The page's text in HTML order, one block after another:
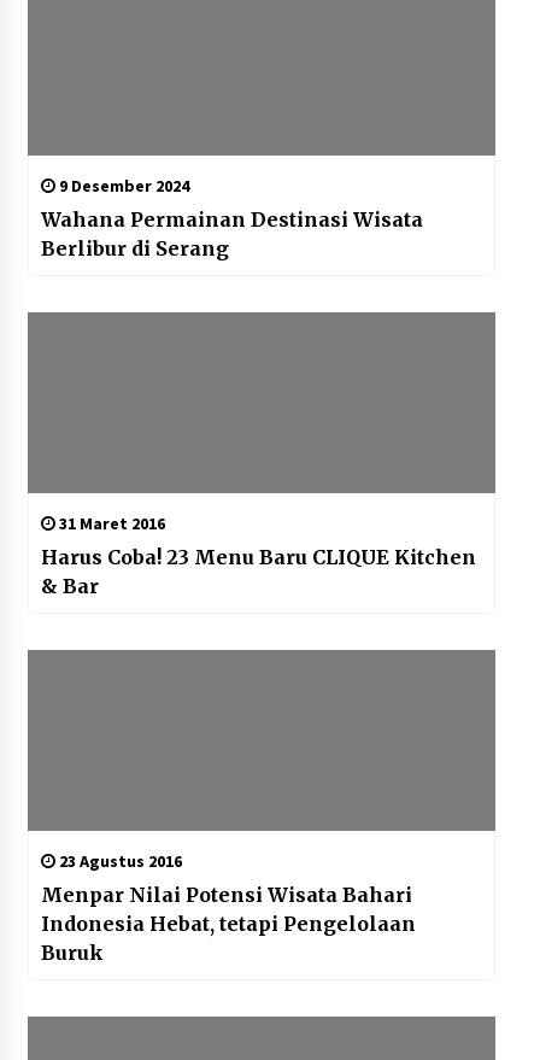
9 Desember 2024
Wahana Permainan Destinasi Wisata
Berlibur di Serang
31 Maret 2016
Harus Coba! 23 Menu Baru CLIQUE Kitchen
& Bar
23 Agustus 2016
Menpar Nilai Potensi Wisata Bahari
Indonesia Hebat, tetapi Pengelolaan
Buruk